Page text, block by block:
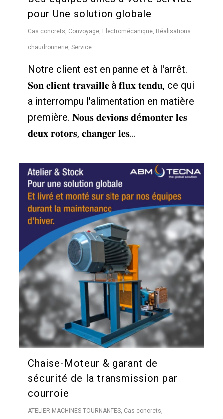
pour Une solution globale
Cas concrets Convoyage Electromécanique Réalisations
chaudronnerie ,Service
Notre client est en panne et à l'arrêt.
𝐒𝐨𝐧 𝐜𝐥𝐢𝐞𝐧𝐭 𝐭𝐫𝐚𝐯𝐚𝐢𝐥𝐥𝐞 à 𝐟𝐥𝐮𝐱 𝐭𝐞𝐧𝐝𝐮, ce qui
a interrompu l'alimentation en matière
première. 𝐍𝐨𝐮𝐬 𝐝𝐞𝐯𝐢𝐨𝐧𝐬 𝐝é𝐦𝐨𝐧𝐭𝐞𝐫 𝐥𝐞𝐬
𝐝𝐞𝐮𝐱 𝐫𝐨𝐭𝐨𝐫𝐬, 𝐜𝐡𝐚𝐧𝐠𝐞𝐫 𝐥𝐞𝐬...
Chaise-Moteur & garant de
sécurité de la transmission par
courroie
ATELIER MACHINES TOURNANTES, Cas concrets,